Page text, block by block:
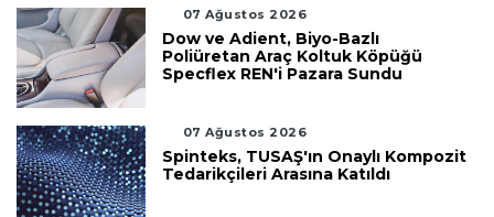
07 Ağustos 2026
Dow ve Adient, Biyo-Bazlı
Poliüretan Araç Koltuk Köpüğü
Specflex REN'i Pazara Sundu
07 Ağustos 2026
Spinteks, TUSAŞ'ın Onaylı Kompozit
Tedarikçileri Arasına Katıldı